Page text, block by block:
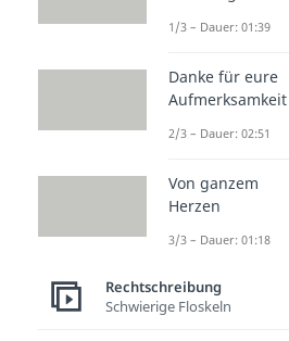
1/3 – Dauer: 01:39
Danke für eure
Aufmerksamkeit
2/3 – Dauer: 02:51
Von ganzem
Herzen
3/3 – Dauer: 01:18
Rechtschreibung
Schwierige Floskeln